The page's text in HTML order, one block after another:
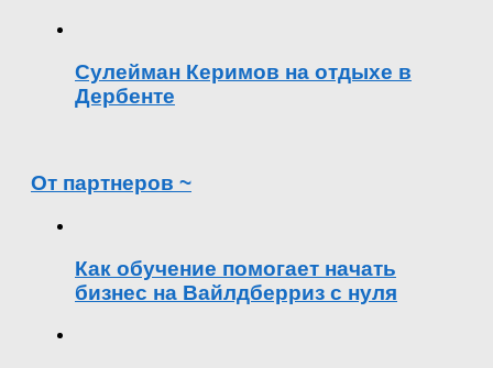
Сулейман Керимов на отдыхе в
Дербенте
От партнеров ~
Как обучение помогает начать
бизнес на Вайлдберриз с нуля